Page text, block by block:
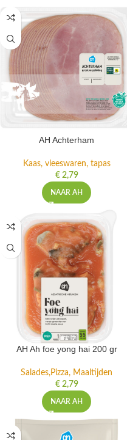
AH Achterham
Kaas, vleeswaren, tapas
€2,79
NAAR AH
AH Ah foe yong hai 200 gr
Salades,Pizza, Maaltijden
€2,79
NAAR AH